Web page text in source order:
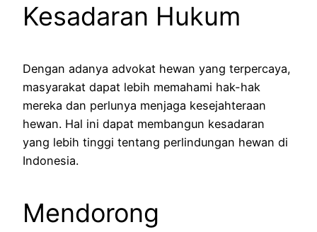
Kesadaran Hukum
Dengan adanya advokat hewan yang terpercaya,
masyarakat dapat lebih memahami hak-hak
mereka dan perlunya menjaga kesejahteraan
hewan. Hal ini dapat membangun kesadaran
yang lebih tinggi tentang perlindungan hewan di
Indonesia.
Mendorong